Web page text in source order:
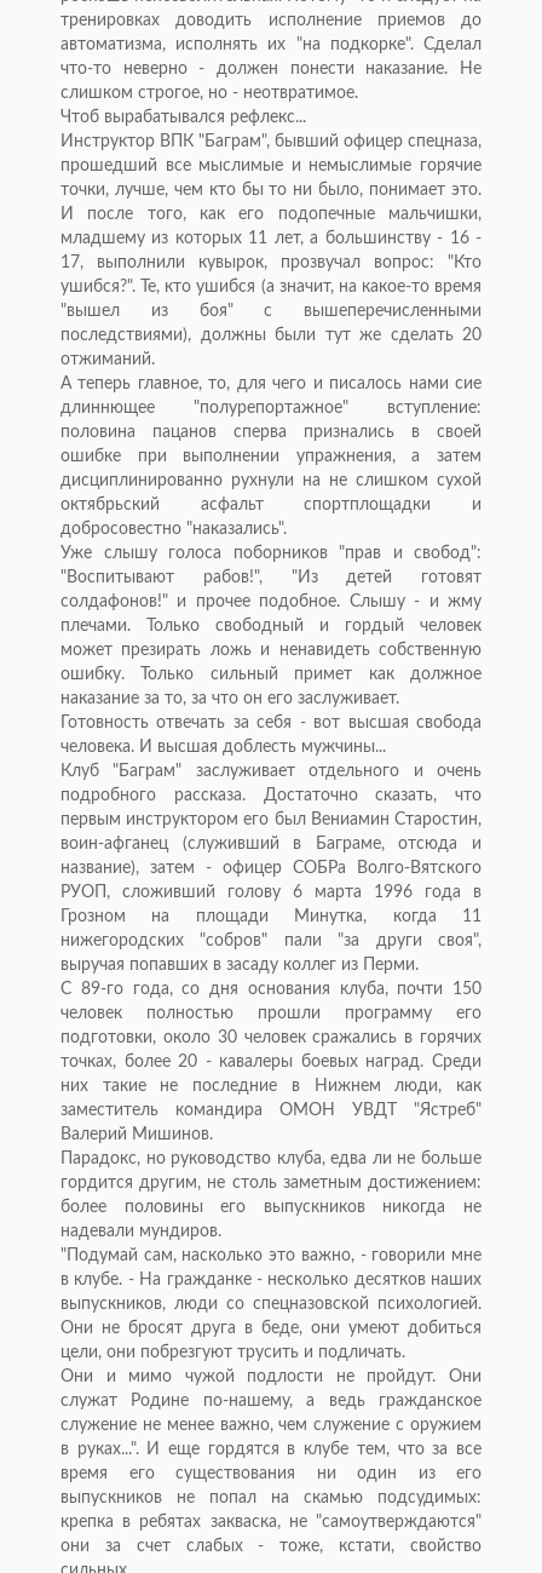
тренировках доводить исполнение приемов до
автоматизма, исполнять их "на подкорке". Сделал
что-то неверно - должен понести наказание. Не
слишком строгое, но - неотвратимое.
Чтоб вырабатывался рефлекс...
Инструктор ВПК "Баграм", бывший офицер спецназа,
прошедший все мыслимые и немыслимые горячие
точки, лучше, чем кто бы то ни было, понимает это.
И после того, как его подопечные мальчишки,
младшему из которых 11 лет, а большинству - 16 -
17, выполнили кувырок, прозвучал вопрос: "Кто
ушибся?". Те, кто ушибся (а значит, на какое-то время
"вышел из боя" с вышеперечисленными
последствиями), должны были тут же сделать 20
отжиманий.
А теперь главное, то, для чего и писалось нами сие
длиннющее "полурепортажное" вступление:
половина пацанов сперва признались в своей
ошибке при выполнении упражнения, а затем
дисциплинированно рухнули на не слишком сухой
октябрьский асфальт спортплощадки и
добросовестно "наказались".
Уже слышу голоса поборников "прав и свобод":
"Воспитывают рабов!", "Из детей готовят
солдафонов!" и прочее подобное. Слышу - и жму
плечами. Только свободный и гордый человек
может презирать ложь и ненавидеть собственную
ошибку. Только сильный примет как должное
наказание за то, за что он его заслуживает.
Готовность отвечать за себя - вот высшая свобода
человека. И высшая доблесть мужчины...
Клуб "Баграм" заслуживает отдельного и очень
подробного рассказа. Достаточно сказать, что
первым инструктором его был Вениамин Старостин,
воин-афганец (служивший в Баграме, отсюда и
название), затем - офицер СОБРа Волго-Вятского
РУОП, сложивший голову 6 марта 1996 года в
Грозном на площади Минутка, когда 11
нижегородских "собров" пали "за други своя",
выручая попавших в засаду коллег из Перми.
С 89-го года, со дня основания клуба, почти 150
человек полностью прошли программу его
подготовки, около 30 человек сражались в горячих
точках, более 20 - кавалеры боевых наград. Среди
них такие не последние в Нижнем люди, как
заместитель командира ОМОН УВДТ "Ястреб"
Валерий Мишинов.
Парадокс, но руководство клуба, едва ли не больше
гордится другим, не столь заметным достижением:
более половины его выпускников никогда не
надевали мундиров.
"Подумай сам, насколько это важно, - говорили мне
в клубе. - На гражданке - несколько десятков наших
выпускников, люди со спецназовской психологией.
Они не бросят друга в беде, они умеют добиться
цели, они побрезгуют трусить и подличать.
Они и мимо чужой подлости не пройдут. Они
служат Родине по-нашему, а ведь гражданское
служение не менее важно, чем служение с оружием
в руках...". И еще гордятся в клубе тем, что за все
время его существования ни один из его
выпускников не попал на скамью подсудимых:
крепка в ребятах закваска, не "самоутверждаются"
они за счет слабых - тоже, кстати, свойство